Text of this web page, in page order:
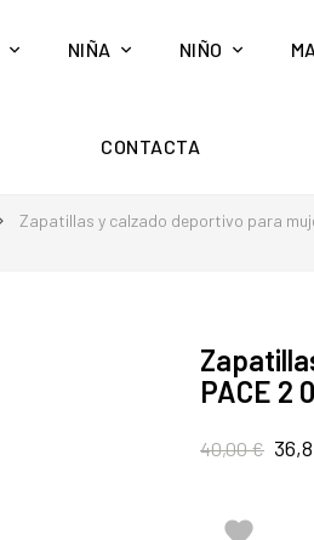
NIÑA NIÑO
CONTACTA
Zapatillas y calzado deportivo para
PACE 2
40,00 €
